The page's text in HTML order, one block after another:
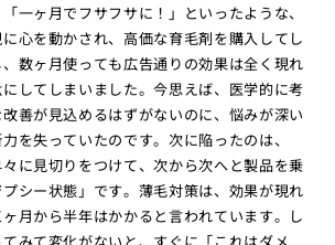
一ヶ月でフサフサに！」といったような、
心を動かされ、高価な育毛剤を購入してし
数ヶ月使っても広告通りの効果は全く現れ
してしまいました。今思えば、医学的に考
善が見込めるはずがないのに、悩みが深い
を失っていたのです。次に陥ったのは、
々に見切りをつけて、次から次へと製品を乗
シー状態」です。薄毛対策は、効果が現れ
月から半年はかかると言われています。し